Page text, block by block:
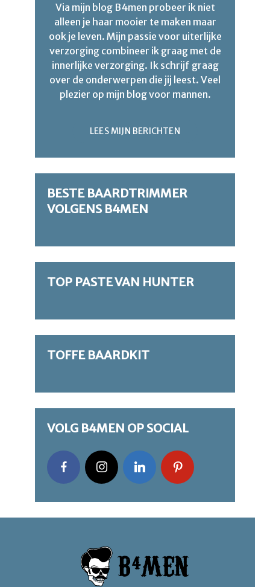
Via mijn blog B4men probeer ik niet
alleen je haar mooier te maken maar
ook je leven. Mijn passie voor uiterlijke
verzorging combineer ik graag met de
innerlijke verzorging. Ik schrijf graag
over de onderwerpen die jij leest. Veel
plezier op mijn blog voor mannen.
LEES MIJN BERICHTEN
BESTE BAARDTRIMMER
VOLGENS B4MEN
TOP PASTE VAN HUNTER
TOFFE BAARDKIT
VOLG B4MEN OP SOCIAL